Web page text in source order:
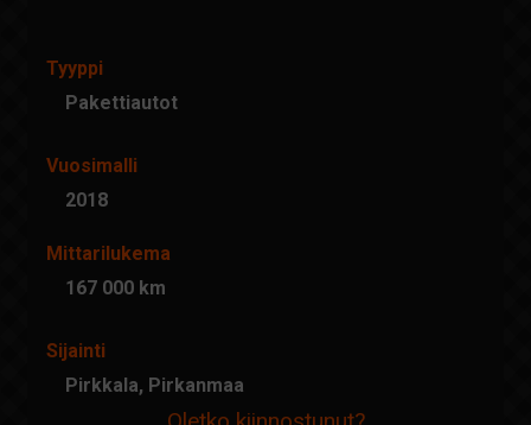
Tyyppi
Pakettiautot
Vuosimalli
2018
Mittarilukema
167 000 km
Sijainti
Pirkkala, Pirkanmaa